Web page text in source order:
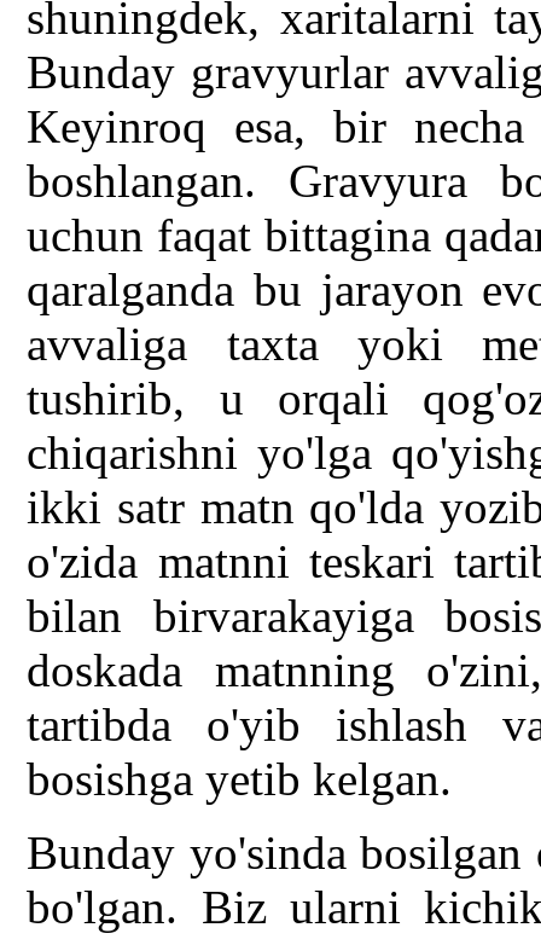
shuningdek, xaritalarni
Bunday gravyurlar
Keyinroq esa, bir
boshlangan. Gravyura
uchun faqat bittagina
qaralganda bu jarayon
avvaliga taxta yoki
tushirib, u orqali
chiqarishni yo'lga
ikki satr matn qo'lda
o'zida matnni teskari
bilan birvarakayiga
doskada matnning
tartibda o'yib ishlash
bosishga yetib kelgan.
Bunday yo'sinda
bo'lgan. Biz ularni